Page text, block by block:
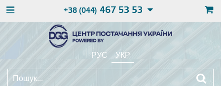
+38 (044) 467 53 53
РУС УКР